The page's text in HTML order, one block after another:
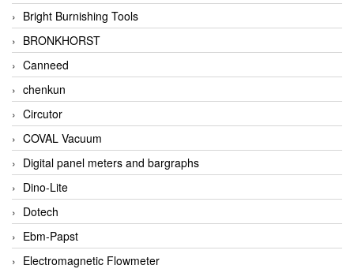
Bright Burnishing Tools
BRONKHORST
Canneed
chenkun
Circutor
COVAL Vacuum
Digital panel meters and bargraphs
Dino-Lite
Dotech
Ebm-Papst
Electromagnetic Flowmeter